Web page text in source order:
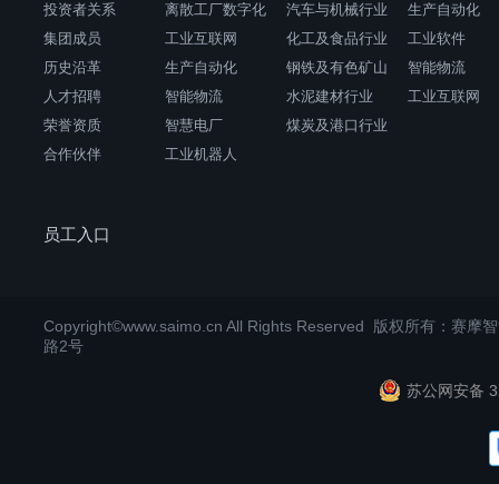
投资者关系
集团成员
历史沿革
人才招聘
荣誉资质
合作伙伴
离散工厂数字化
工业互联网
生产自动化
智能物流
智慧电厂
工业机器人
汽车与机械行业
化工及食品行业
钢铁及有色矿山
水泥建材行业
煤炭及港口行业
生产自动化
工业软件
智能物流
工业互联网
员工入口
Copyright©www.saimo.cn All Rights Reserved 版权所有：赛摩
路2号
苏公网安备